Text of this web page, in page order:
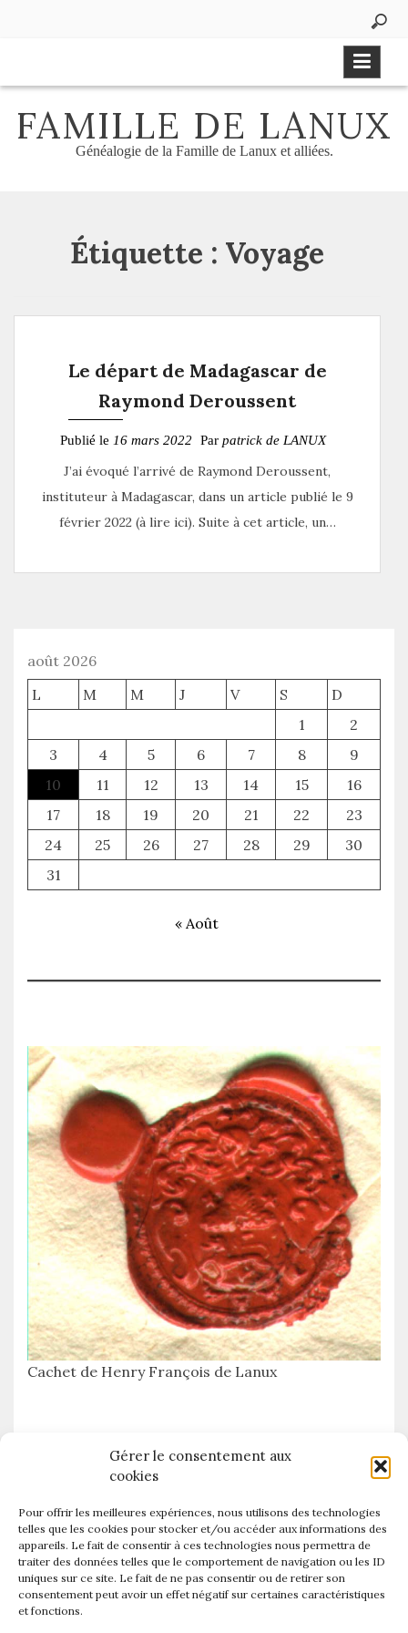
Gérer le consentement aux
cookies
Pour offrir les meilleures expériences, nous utilisons des technologies
telles que les cookies pour stocker et/ou accéder aux informations des
appareils. Le fait de consentir à ces technologies nous permettra de
traiter des données telles que le comportement de navigation ou les ID
uniques sur ce site. Le fait de ne pas consentir ou de retirer son
consentement peut avoir un effet négatif sur certaines caractéristiques
et fonctions.
FAMILLE DE LANUX
Généalogie de la Famille de Lanux et alliées.
Étiquette : Voyage
Le départ de Madagascar de
Raymond Deroussent
Publié le 16 mars 2022 Par patrick de LANUX
J’ai évoqué l’arrivé de Raymond Deroussent,
instituteur à Madagascar, dans un article publié le 9
février 2022 (à lire ici). Suite à cet article, un…
août 2026
L
M M J V S
D
1
2
3
4 5 6 7 8
9
10
11 12 13 14 15
16
17
18 19 20 21 22
23
24
25 26 27 28 29
30
31
« Août
Cachet de Henry François de Lanux
Abbé ancêtre Angoumois artiste Bretagne Code noir
de Barreneuve de Chateaubrun de Forges
de La Marche de Lanux Deroussent Dijon
diplomate Ecuyer Esclave eyre Femme Fins
France